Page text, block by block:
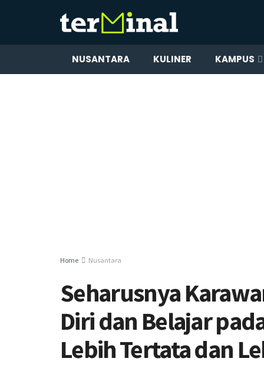
NUSANTARA KULINER KAMPUS
Home Nusantara
Seharusnya
Diri dan Belajar
Lebih Tertata dan